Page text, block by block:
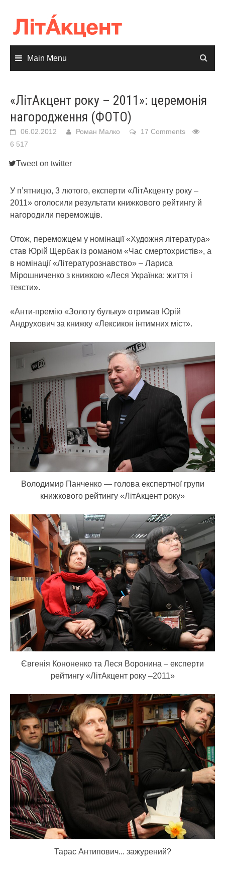
content
Main Menu
«ЛітАкцент року – 2011»: церемонія
нагородження (ФОТО)
06.02.2012 Роман Малко
17 Comments
6 517
Tweet on twitter
У п’ятницю, 3 лютого, експерти «ЛітАкценту року –
2011» оголосили результати книжкового рейтингу й
нагородили переможців.
Отож, переможцем у номінації «Художня література»
став Юрій Щербак із романом «Час смертохристів», а
в номінації «Літературознавство» – Лариса
Мірошниченко з книжкою «Леся Українка: життя і
тексти».
«Анти-премію «Золоту бульку» отримав Юрій
Андрухович за книжку «Лексикон інтимних міст».
Володимир Панченко — голова експертної групи
книжкового рейтингу «ЛітАкцент року»
Євгенія Кононенко та Леся Воронина – експерти
рейтингу «ЛітАкцент року –2011»
Тарас Антипович... зажурений?